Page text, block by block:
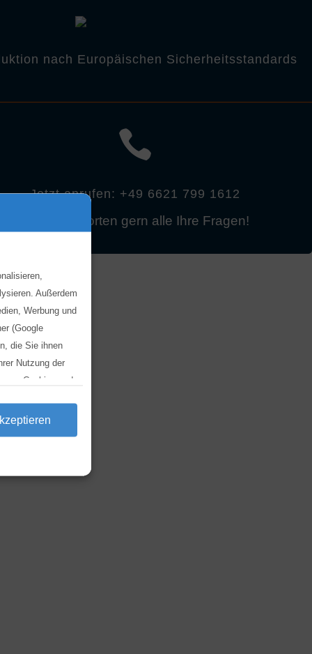
nach Europäischen Sicherheitsstandards

Jetzt anrufen: +49 6621 799 1612
Wir beantworten gern alle Ihre Fragen!
Außerdem
Werbung und
(Google
die Sie ihnen
Nutzung der
von Cookies und
und dort die